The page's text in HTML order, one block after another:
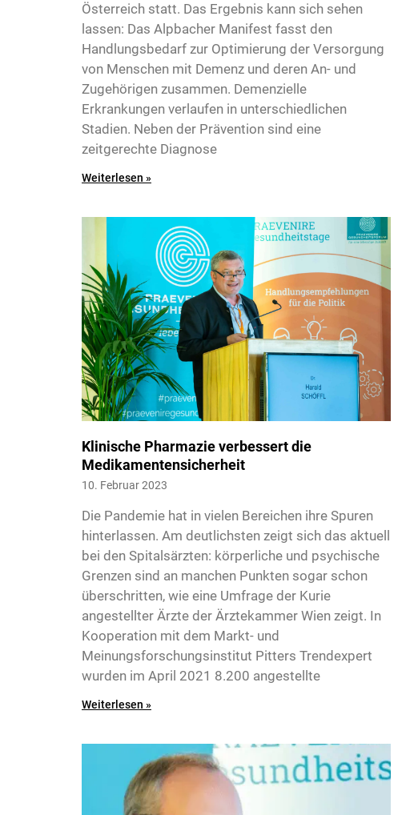
Österreich statt. Das Ergebnis kann sich sehen
lassen: Das Alpbacher Manifest fasst den
Handlungsbedarf zur Optimierung der Versorgung
von Menschen mit Demenz und deren An- und
Zugehörigen zusammen. Demenzielle
Erkrankungen verlaufen in unterschiedlichen
Stadien. Neben der Prävention sind eine
zeitgerechte Diagnose
Weiterlesen »
Klinische Pharmazie verbessert die
Medikamentensicherheit
10. Februar 2023
Die Pandemie hat in vielen Bereichen ihre Spuren
hinterlassen. Am deutlichsten zeigt sich das aktuell
bei den Spitalsärzten: körperliche und psychische
Grenzen sind an manchen Punkten sogar schon
überschritten, wie eine Umfrage der Kurie
angestellter Ärzte der Ärztekammer Wien zeigt. In
Kooperation mit dem Markt- und
Meinungsforschungsinstitut Pitters Trendexpert
wurden im April 2021 8.200 angestellte
Weiterlesen »